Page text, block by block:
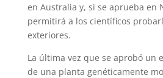
en Australia y, si se aprueba en
permitirá a los científicos
exteriores.
La última vez que se aprobó un
de una planta genéticamente